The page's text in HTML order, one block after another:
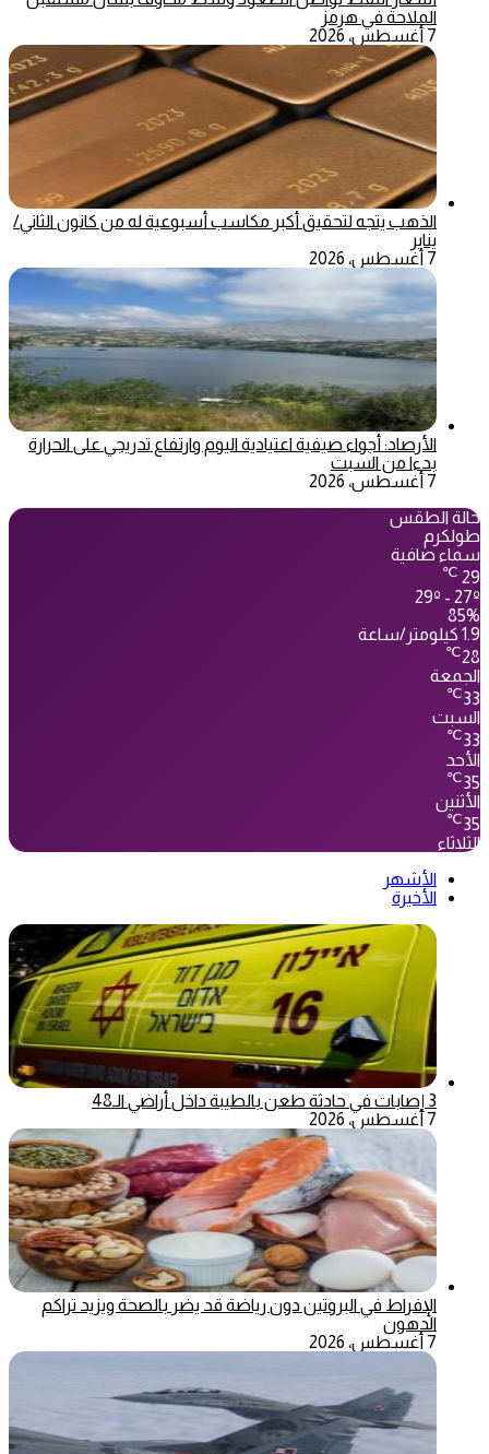
الملاحة في هرمز
7 أغسطس، 2026
الذهب يتجه لتحقيق أكبر مكاسب أسبوعية له من كانون الثاني/
يناير
7 أغسطس، 2026
الأرصاد: أجواء صيفية اعتيادية اليوم وارتفاع تدريجي على الحرارة
بدءا من السبت
7 أغسطس، 2026
حالة الطقس
طولكرم
سماء صافية
29
℃
29º - 27º
85%
1.9 كيلومتر/ساعة
28
℃
الجمعة
33
℃
السبت
33
℃
الأحد
35
℃
الأثنين
35
℃
الثلاثاء
الأشهر
الأخيرة
3 إصابات في حادثة طعن بالطيبة داخل أراضي الـ48
7 أغسطس، 2026
الإفراط في البروتين دون رياضة قد يضر بالصحة ويزيد تراكم
الدهون
7 أغسطس، 2026